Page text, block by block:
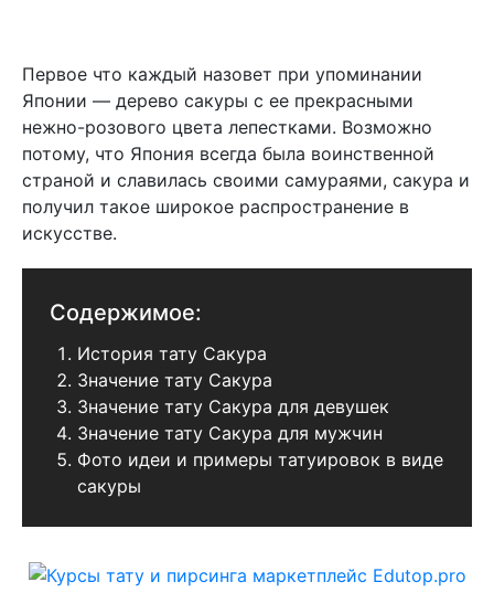
Первое что каждый назовет при упоминании
Японии — дерево сакуры с ее прекрасными
нежно-розового цвета лепестками. Возможно
потому, что Япония всегда была воинственной
страной и славилась своими самураями, сакура и
получил такое широкое распространение в
искусстве.
Содержимое:
История тату Сакура
Значение тату Сакура
Значение тату Сакура для девушек
Значение тату Сакура для мужчин
Фото идеи и примеры татуировок в виде
сакуры